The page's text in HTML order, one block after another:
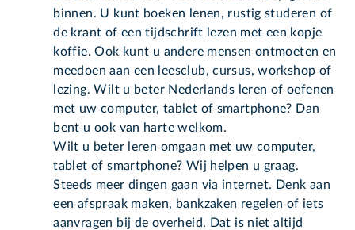
binnen. U kunt boeken lenen, rustig studeren of
de krant of een tijdschrift lezen met een kopje
koffie. Ook kunt u andere mensen ontmoeten en
meedoen aan een leesclub, cursus, workshop of
lezing. Wilt u beter Nederlands leren of oefenen
met uw computer, tablet of smartphone? Dan
bent u ook van harte welkom.
Wilt u beter leren omgaan met uw computer,
tablet of smartphone? Wij helpen u graag.
Steeds meer dingen gaan via internet. Denk aan
een afspraak maken, bankzaken regelen of iets
aanvragen bij de overheid. Dat is niet altijd